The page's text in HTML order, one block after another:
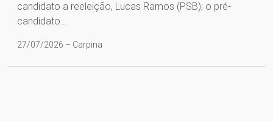
candidato a reeleição, Lucas Ramos (PSB); o pré-
candidato…
27/07/2026 – Carpina